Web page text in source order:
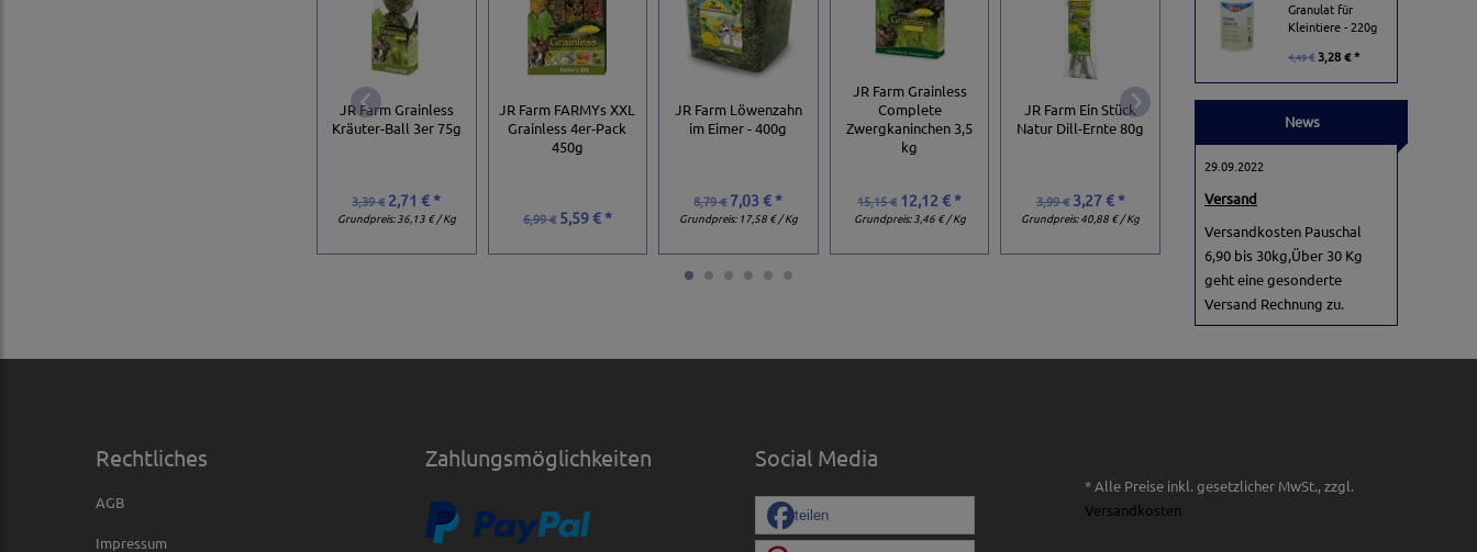
JR Farm Grainless
Kräuter-Ball 3er 75g
3,39 € 2,71 € *
Grundpreis:36,13 € / Kg
JR Farm FARMYs XXL
Grainless 4er-Pack
450g
6,99 €5,59 € *
JR Farm Löwenzahn
im Eimer - 400g
8,79 €7,03 € *
Grundpreis: 17,58 € / Kg
JR Farm Grainless
Complete
Zwergkaninchen 3,5
kg
15,15 € 12,12 € *
Grundpreis:3,46 € / Kg
JR Farm Ein Stück
Natur Dill-Ernte 80g
3,99 €3,27 € *
Grundpreis:40,88 € / Kg
3,29 €2,63 € *
JR Farm
Granulat für
Kleintiere - 220g
4,49 € 3,28 € *
News
29.09.2022
Versand
Versandkosten Pauschal
6,90 bis 30kg,Über 30 Kg
geht eine gesonderte
Versand Rechnung zu.
Rechtliches
AGB
Impressum
Zahlungsmöglichkeiten Social Media
teilen
* Alle Preise inkl. gesetzlicher MwSt., zzgl.
Versandkosten